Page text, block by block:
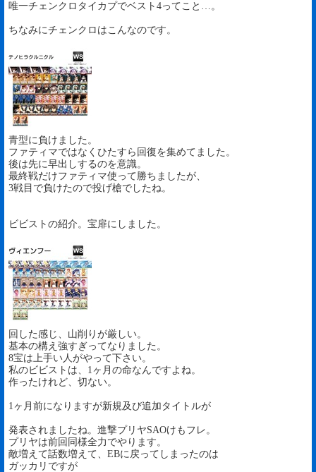
唯一チェンクロタイカプでベスト4ってこと…。
ちなみにチェンクロはこんなのです。
青型に負けました。
ファティマではなくひたすら回復を集めてました。
後は先に早出しするのを意識。
最終戦だけファティマ使って勝ちましたが、
3戦目で負けたので投げ槍でしたね。
ビビストの紹介。宝扉にしました。
回した感じ、山削りが厳しい。
基本の構え強すぎってなりました。
8宝は上手い人がやって下さい。
私のビビストは、1ヶ月の命なんですよね。
作ったけれど、切ない。
1ヶ月前になりますが新規及び追加タイトルが
発表されましたね。進撃プリヤSAOけもフレ。
プリヤは前回同様全力でやります。
敵増えて話数増えて、EBに戻ってしまったのは
ガッカリですが